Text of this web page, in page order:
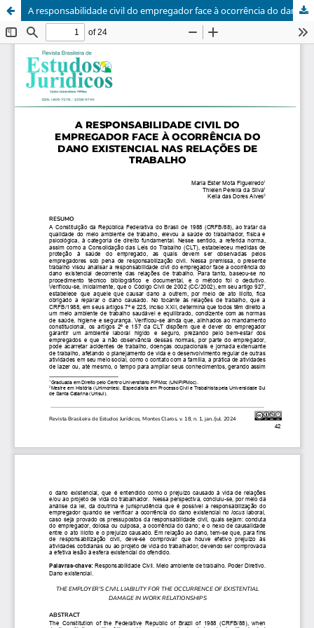
A responsabilidade civil do empregador face à ocorrência do dano existencial nas relações de trabalho